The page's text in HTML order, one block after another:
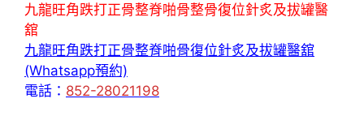
九龍旺角跌打正骨整脊啪骨整骨復位針炙及拔罐醫
舘
九龍旺角跌打正骨整脊啪骨復位針炙及拔罐醫舘
(Whatsapp預約)
電話： 852-28021198